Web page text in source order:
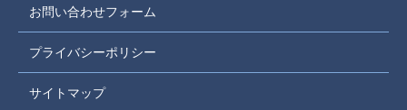
お問い合わせフォーム
プライバシーポリシー
サイトマップ